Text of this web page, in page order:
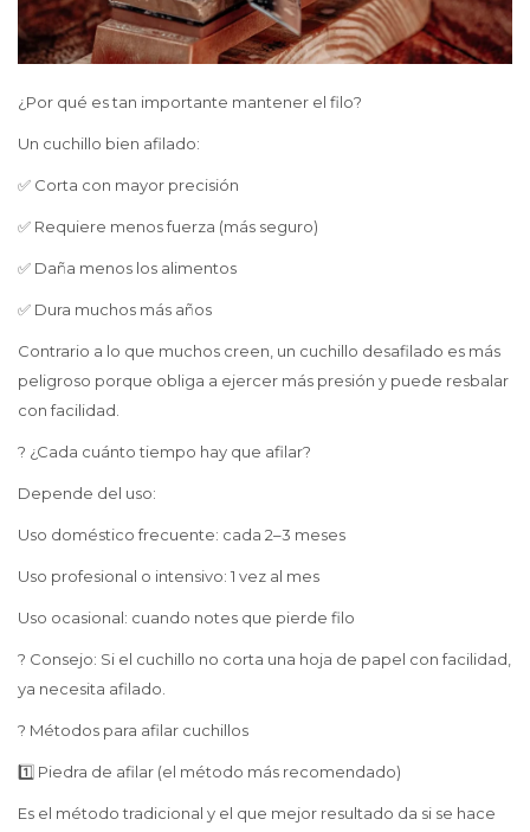
¿Por qué es tan importante mantener el filo?
Un cuchillo bien afilado:
✅ Corta con mayor precisión
✅ Requiere menos fuerza (más seguro)
✅ Daña menos los alimentos
✅ Dura muchos más años
Contrario a lo que muchos creen, un cuchillo desafilado es más
peligroso porque obliga a ejercer más presión y puede resbalar
con facilidad.
? ¿Cada cuánto tiempo hay que afilar?
Depende del uso:
Uso doméstico frecuente: cada 2–3 meses
Uso profesional o intensivo: 1 vez al mes
Uso ocasional: cuando notes que pierde filo
? Consejo: Si el cuchillo no corta una hoja de papel con facilidad,
ya necesita afilado.
? Métodos para afilar cuchillos
1️⃣ Piedra de afilar (el método más recomendado)
Es el método tradicional y el que mejor resultado da si se hace